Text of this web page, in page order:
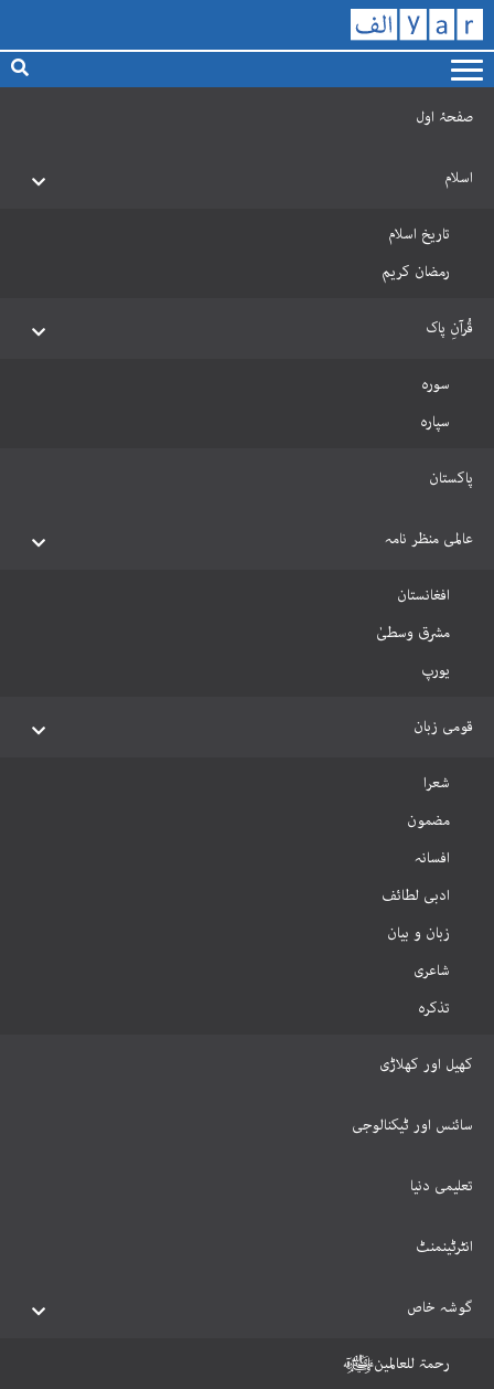
صفحۂ اول
اسلام
تاریخ اسلام
رمضان کریم
قُرآنِ پاک
سورہ
سپارہ
پاکستان
عالمی منظر نامہ
افغانستان
مشرق وسطیٰ
یورپ
قومی زبان
شعرا
مضمون
افسانہ
ادبی لطائف
زبان و بیان
شاعری
تذکرہ
کھیل اور کھلاڑی
سائنس اور ٹیکنالوجی
تعلیمی دنیا
انٹرٹینمنٹ
گوشہ خاص
رحمۃ للعالمینﷺ